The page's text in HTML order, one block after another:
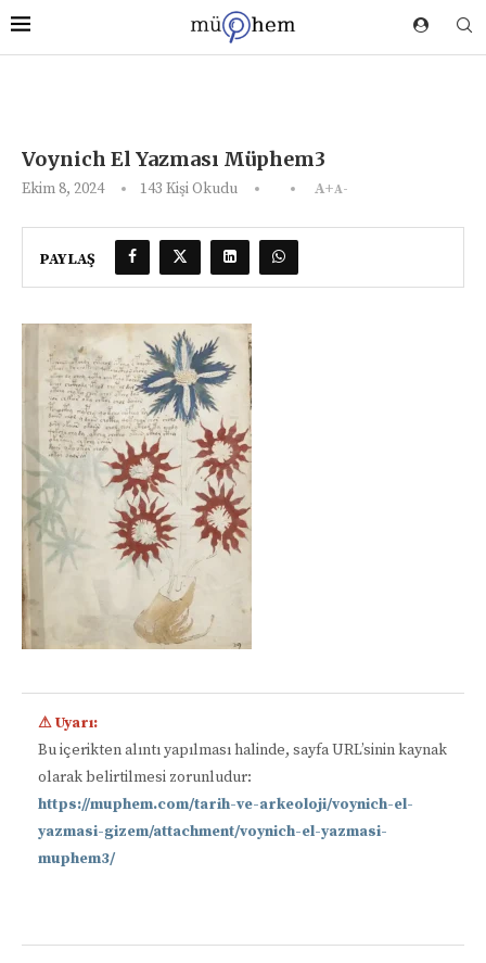
Voynich El Yazması Müphem3
Ekim 8, 2024 143 Kişi Okudu A+A-
PAYLAŞ
⚠ Uyarı:
Bu içerikten alıntı yapılması halinde, sayfa URL’sinin kaynak
olarak belirtilmesi zorunludur:
https://muphem.com/tarih-ve-arkeoloji/voynich-el-
yazmasi-gizem/attachment/voynich-el-yazmasi-
muphem3/